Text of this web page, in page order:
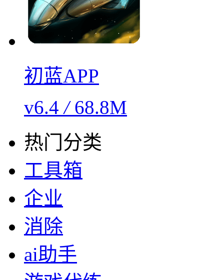
初蓝APP
v6.4/68.8M
热门分类
工具箱
企业
消除
ai助手